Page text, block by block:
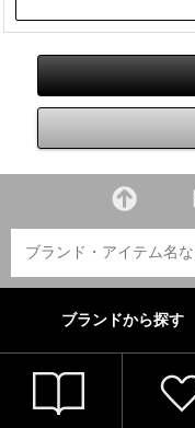
ブランドから探す